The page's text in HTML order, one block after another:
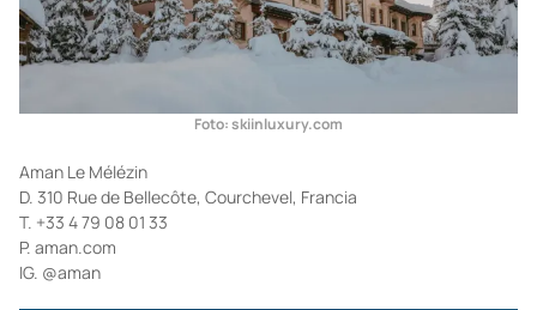
Foto: skiinluxury.com
Aman Le Mélézin
D. 310 Rue de Bellecôte, Courchevel, Francia
T. +33 4 79 08 01 33
P. aman.com
IG. @aman